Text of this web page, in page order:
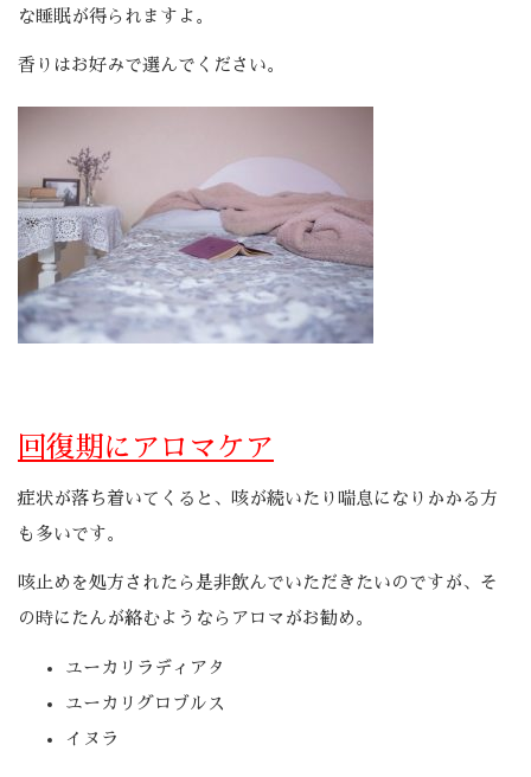
な睡眠が得られますよ。
香りはお好みで選んでください。
回復期にアロマケア
症状が落ち着いてくると、咳が続いたり喘息になりかかる方
も多いです。
咳止めを処方されたら是非飲んでいただきたいのですが、そ
の時にたんが絡むようならアロマがお勧め。
ユーカリラディアタ
ユーカリグロブルス
イヌラ